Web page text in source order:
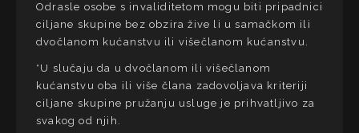
Odrasle osobe s invaliditetom mogu biti pripadnici
ciljane skupine bez obzira žive li u samačkom ili
dvočlanom kućanstvu ili višečlanom kućanstvu.
*U slučaju da u dvočlanom ili višečlanom
kućanstvu oba ili više člana zadovoljava kriteriji
ciljane skupine pružanju usluge je prihvatljivo za
svakog od njih.